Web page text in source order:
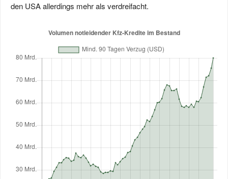
den USA allerdings mehr als verdreifacht.